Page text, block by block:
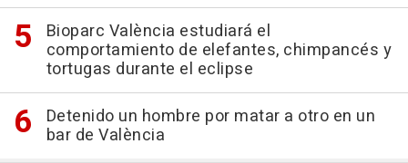
Bioparc València estudiará el
comportamiento de elefantes, chimpancés y
tortugas durante el eclipse
Detenido un hombre por matar a otro en un
bar de València